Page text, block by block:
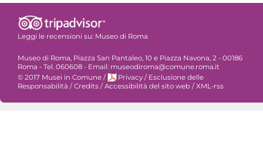
Leggi le recensioni su: Museo di Roma
Museo di Roma, Piazza San Pantaleo, 10 e Piazza Navona, 2 - 00186
Roma - Tel. 060608 - Email: museodiroma@comune.roma.it
© 2017 Musei in Comune / Privacy / Esclusione delle
Responsabilità / Credits / Accessibilità del sito web / XML-rss